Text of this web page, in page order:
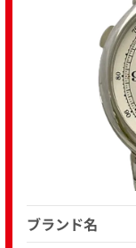
ブランド名